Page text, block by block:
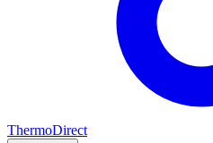
ThermoDirect